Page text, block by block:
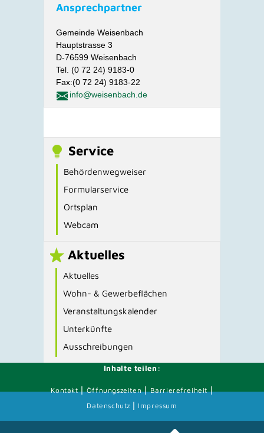
Ansprechpartner
Gemeinde Weisenbach
Hauptstrasse 3
D-76599 Weisenbach
Tel. (0 72 24) 9183-0
Fax:(0 72 24) 9183-22
info@weisenbach.de
Service
Behördenwegweiser
Formularservice
Ortsplan
Webcam
Aktuelles
Aktuelles
Wohn- & Gewerbeflächen
Veranstaltungskalender
Unterkünfte
Ausschreibungen
Inhalte teilen:
Kontakt|Öffnungszeiten|Barrierefreiheit|
Datenschutz | Impressum